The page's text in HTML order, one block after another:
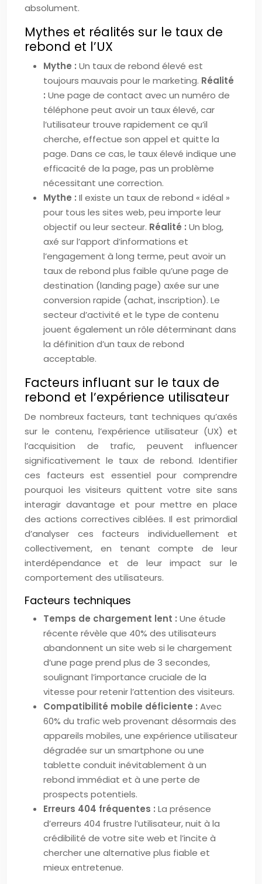
absolument.
Mythes et réalités sur le taux de
rebond et l’UX
Mythe : Un taux de rebond élevé est
toujours mauvais pour le marketing. Réalité
: Une page de contact avec un numéro de
téléphone peut avoir un taux élevé, car
l’utilisateur trouve rapidement ce qu’il
cherche, effectue son appel et quitte la
page. Dans ce cas, le taux élevé indique une
efficacité de la page, pas un problème
nécessitant une correction.
Mythe : Il existe un taux de rebond « idéal »
pour tous les sites web, peu importe leur
objectif ou leur secteur. Réalité : Un blog,
axé sur l’apport d’informations et
l’engagement à long terme, peut avoir un
taux de rebond plus faible qu’une page de
destination (landing page) axée sur une
conversion rapide (achat, inscription). Le
secteur d’activité et le type de contenu
jouent également un rôle déterminant dans
la définition d’un taux de rebond
acceptable.
Facteurs influant sur le taux de
rebond et l’expérience utilisateur
De nombreux facteurs, tant techniques qu’axés
sur le contenu, l’expérience utilisateur (UX) et
l’acquisition de trafic, peuvent influencer
significativement le taux de rebond. Identifier
ces facteurs est essentiel pour comprendre
pourquoi les visiteurs quittent votre site sans
interagir davantage et pour mettre en place
des actions correctives ciblées. Il est primordial
d’analyser ces facteurs individuellement et
collectivement, en tenant compte de leur
interdépendance et de leur impact sur le
comportement des utilisateurs.
Facteurs techniques
Temps de chargement lent : Une étude
récente révèle que 40% des utilisateurs
abandonnent un site web si le chargement
d’une page prend plus de 3 secondes,
soulignant l’importance cruciale de la
vitesse pour retenir l’attention des visiteurs.
Compatibilité mobile déficiente : Avec
60% du trafic web provenant désormais des
appareils mobiles, une expérience utilisateur
dégradée sur un smartphone ou une
tablette conduit inévitablement à un
rebond immédiat et à une perte de
prospects potentiels.
Erreurs 404 fréquentes : La présence
d’erreurs 404 frustre l’utilisateur, nuit à la
crédibilité de votre site web et l’incite à
chercher une alternative plus fiable et
mieux entretenue.